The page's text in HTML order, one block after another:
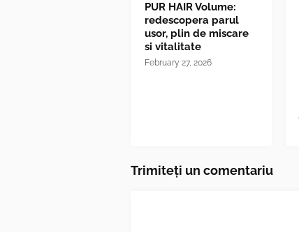
PUR HAIR Volume:
redescopera parul
usor, plin de miscare
si vitalitate
February 27, 2026
Trimiteți un comentariu